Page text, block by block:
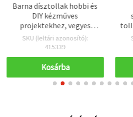
Barna dísztollak hobbi és
DIY kézműves
projektekhez, vegyes
méret (100–150 x 15–20
mm) – 10 darabos csomag
SKU (leltári azonosító):
415339
Kosárba